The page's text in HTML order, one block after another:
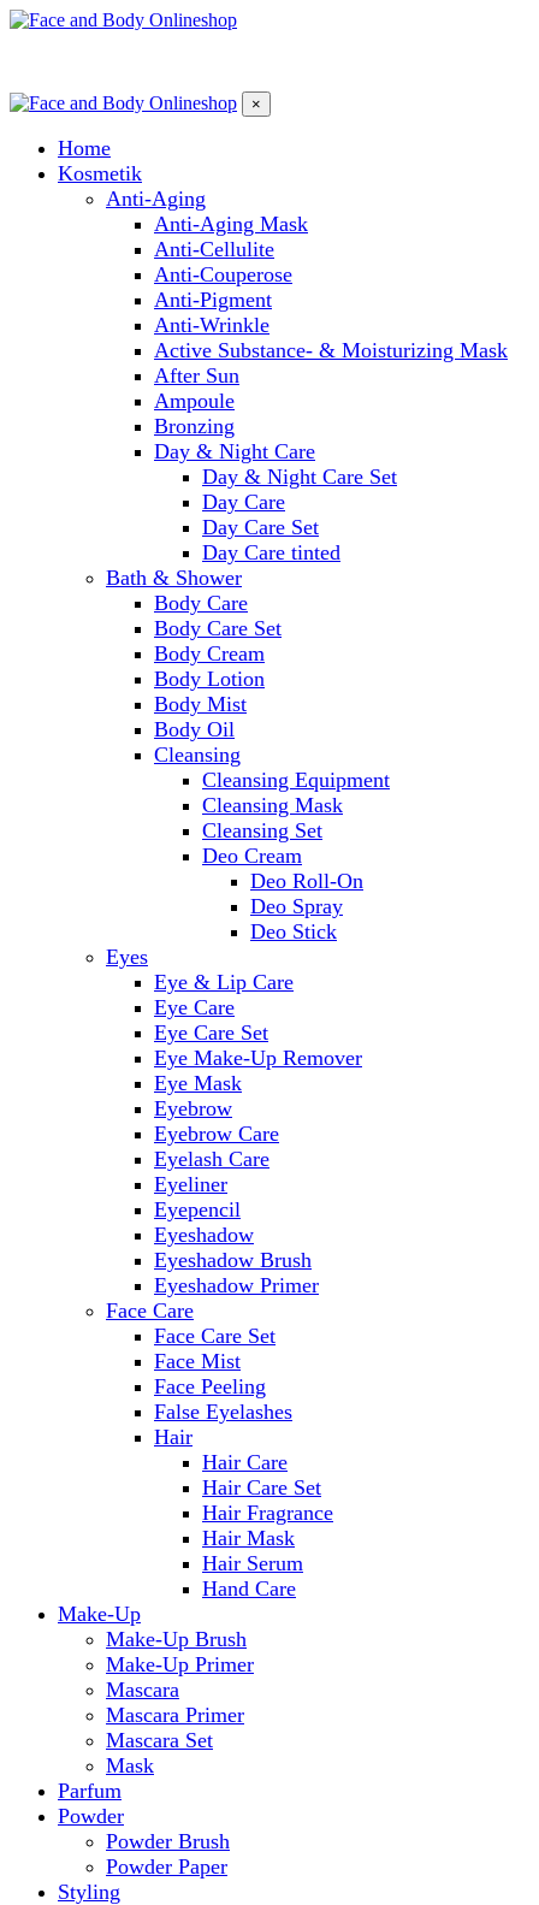
×
Home
Kosmetik
Anti-Aging
Anti-Aging Mask
Anti-Cellulite
Anti-Couperose
Anti-Pigment
Anti-Wrinkle
Active Substance- & Moisturizing Mask
After Sun
Ampoule
Bronzing
Day & Night Care
Day & Night Care Set
Day Care
Day Care Set
Day Care tinted
Bath & Shower
Body Care
Body Care Set
Body Cream
Body Lotion
Body Mist
Body Oil
Cleansing
Cleansing Equipment
Cleansing Mask
Cleansing Set
Deo Cream
Deo Roll-On
Deo Spray
Deo Stick
Eyes
Eye & Lip Care
Eye Care
Eye Care Set
Eye Make-Up Remover
Eye Mask
Eyebrow
Eyebrow Care
Eyelash Care
Eyeliner
Eyepencil
Eyeshadow
Eyeshadow Brush
Eyeshadow Primer
Face Care
Face Care Set
Face Mist
Face Peeling
False Eyelashes
Hair
Hair Care
Hair Care Set
Hair Fragrance
Hair Mask
Hair Serum
Hand Care
Make-Up
Make-Up Brush
Make-Up Primer
Mascara
Mascara Primer
Mascara Set
Mask
Parfum
Powder
Powder Brush
Powder Paper
Styling